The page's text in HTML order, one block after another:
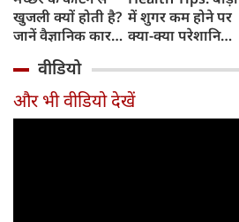
खुजली क्यों होती है?
जानें वैज्ञानिक कारण
में शुगर कम होने पर
क्या-क्या परेशानियां
बातें
वीडियो
और भी वीडियो देखें